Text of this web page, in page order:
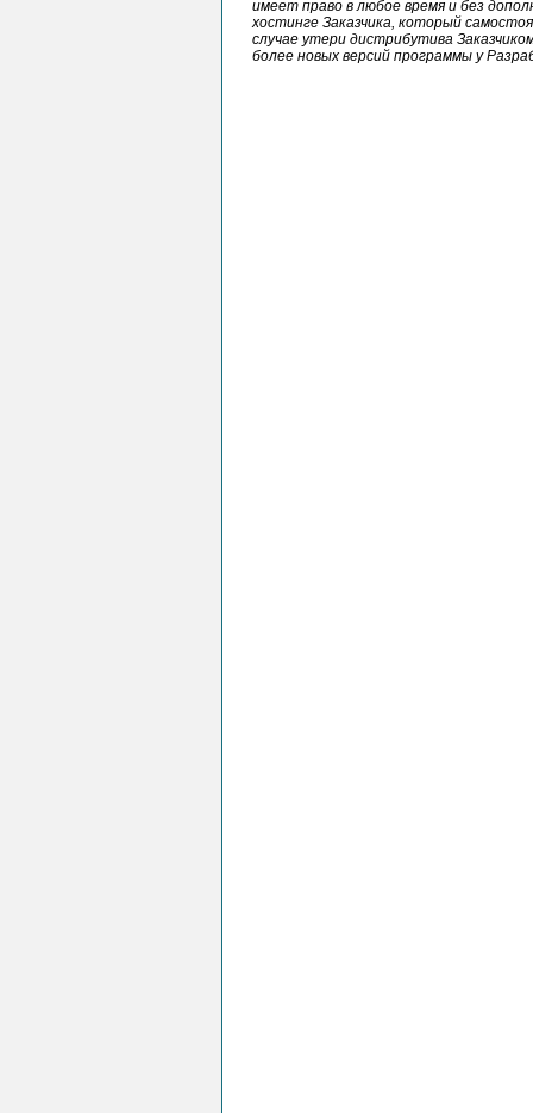
имеет право в любое время и без
хостинге Заказчика, который
случае утери дистрибутива
более новых версий программы у